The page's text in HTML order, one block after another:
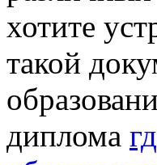
хотите
такой
диплома